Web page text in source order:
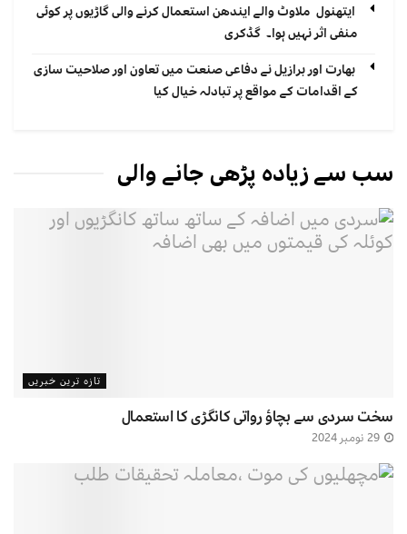
ایتھنول ملاوٹ والے ایندھن استعمال کرنے والی گاڑیوں پر کوئی
منفی اثر نہیں ہوا۔ گڈکری
بھارت اور برازیل نے دفاعی صنعت میں تعاون اور صلاحیت سازی
کے اقدامات کے مواقع پر تبادلہ خیال کیا
سب سے زیادہ پڑھی جانے والی
تازہ ترین خبریں
سخت سردی سے بچاﺅ رواتی کانگڑی کا استعمال